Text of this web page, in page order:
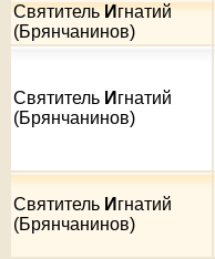
СвятительИгнатий
(Брянчанинов)
Святитель И гнатий
(Брянчанинов)
Святитель И гнатий
(Брянчанинов)